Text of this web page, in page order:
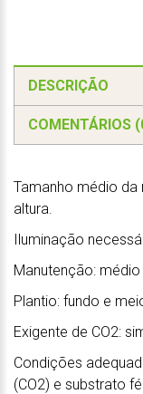
DESCRIÇÃO
COMENTÁRIOS
Tamanho médio da
altura.
Iluminação
Manutenção:
Plantio: fundo e
Exigente de CO2:
Condições
(CO2) e substrato